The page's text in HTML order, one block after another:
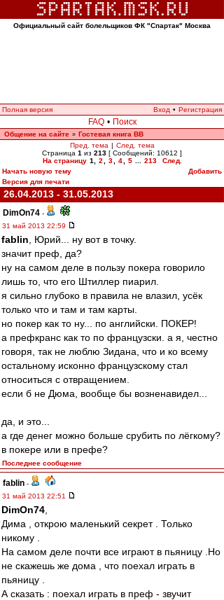
Официальный сайт болельщиков ФК "Спартак" Москва
Полная версия Вход • Регистрация
FAQ • Поиск
Общение на сайте » Гостевая книга ВВ
Пред. тема | След. тема
Страница 1 из 213 [ Сообщений: 10612 ]
На страницу 1 2 3 4 5 213
След.
Начать новую тему
Добавить
Версия для печати
26.04.2013 - 31.05.2013
DimOn74 -
31 май 2013 22:59
fablin , Юрий... ну вот в точку.
значит преф, да?
ну на самом деле в пользу покера говорило
лишь то, что его Штиллер пиарил.
я сильно глубоко в правила не влазил, усёк
только что и там и там карты.
но покер как то ну... по английски. ПОКЕР!
а префкранс как то по французски. а я, честно
говоря, так не люблю Зидана, что и ко всему
остальному исконно французскому стал
относиться с отвращением.
если б не Дюма, вообще бы возненавидел...
да, и это...
а где денег можно больше срубить по лёгкому?
в покере или в префе?
Последнее сообщение
fablin -
31 май 2013 22:51
DimOn74
Дима , открою маленький секрет . Только
никому .
На самом деле почти все играют в пьяницу .Но
не скажешь же дома , что поехал играть в
пьяницу .
А сказать : поехал играть в преф - звучит